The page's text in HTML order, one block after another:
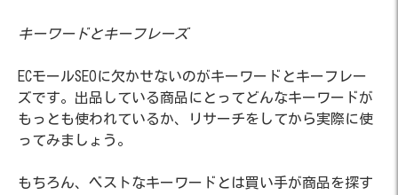
キーワードとキーフレーズ
ECモールSEOに欠かせないのがキーワードとキーフレー
ズです。出品している商品にとってどんなキーワードが
もっとも使われているか、リサーチをしてから実際に使
ってみましょう。
もちろん、ベストなキーワードとは買い手が商品を探す